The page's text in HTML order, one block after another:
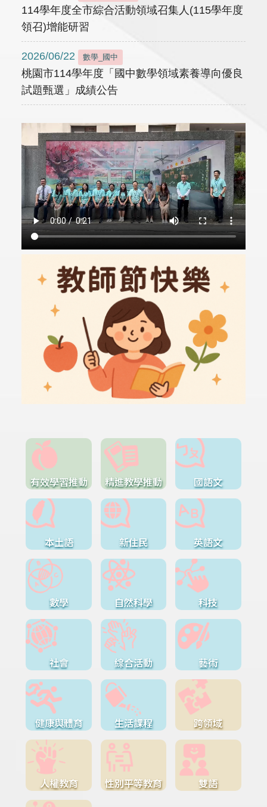
114學年度全市綜合活動領域召集人(115學年度
領召)增能研習
2026/06/22 數學_國中
桃園市114學年度「國中數學領域素養導向優良
試題甄選」成績公告
有效學習推動 精進教學推動 國語文
本土語 新住民 英語文
數學 自然科學 科技
社會 綜合活動 藝術
健康與體育 生活課程 跨領域
人權教育 性別平等教育 雙語